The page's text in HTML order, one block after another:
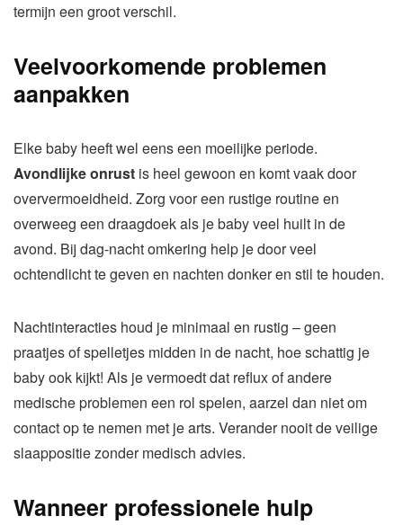
termijn een groot verschil.
Veelvoorkomende problemen
aanpakken
Elke baby heeft wel eens een moeilijke periode.
Avondlijke onrust is heel gewoon en komt vaak door
oververmoeidheid. Zorg voor een rustige routine en
overweeg een draagdoek als je baby veel huilt in de
avond. Bij dag-nacht omkering help je door veel
ochtendlicht te geven en nachten donker en stil te houden.
Nachtinteracties houd je minimaal en rustig – geen
praatjes of spelletjes midden in de nacht, hoe schattig je
baby ook kijkt! Als je vermoedt dat reflux of andere
medische problemen een rol spelen, aarzel dan niet om
contact op te nemen met je arts. Verander nooit de veilige
slaappositie zonder medisch advies.
Wanneer professionele hulp